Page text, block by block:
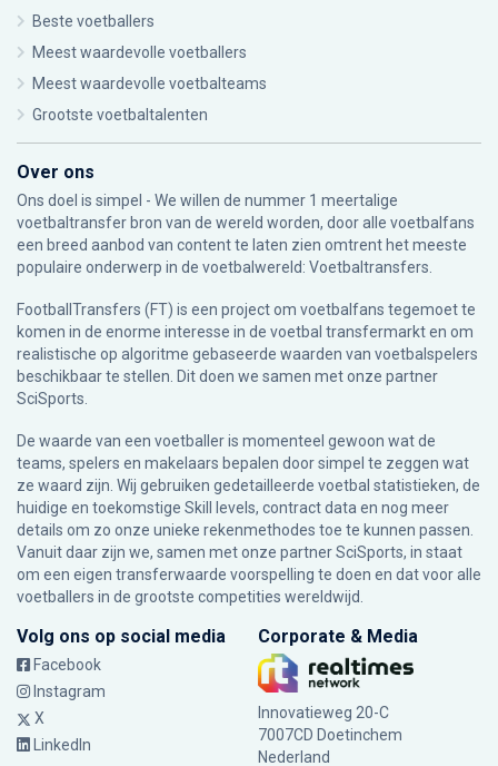
Beste voetballers
Meest waardevolle voetballers
Meest waardevolle voetbalteams
Grootste voetbaltalenten
Over ons
Ons doel is simpel - We willen de nummer 1 meertalige
voetbaltransfer bron van de wereld worden, door alle voetbalfans
een breed aanbod van content te laten zien omtrent het meeste
populaire onderwerp in de voetbalwereld: Voetbaltransfers.
FootballTransfers (FT) is een project om voetbalfans tegemoet te
komen in de enorme interesse in de voetbal transfermarkt en om
realistische op algoritme gebaseerde waarden van voetbalspelers
beschikbaar te stellen. Dit doen we samen met onze partner
SciSports
De waarde van een voetballer is momenteel gewoon wat de
teams, spelers en makelaars bepalen door simpel te zeggen wat
ze waard zijn. Wij gebruiken gedetailleerde voetbal statistieken, de
huidige en toekomstige Skill levels, contract data en nog meer
details om zo onze unieke rekenmethodes toe te kunnen passen.
Vanuit daar zijn we, samen met onze partner SciSports, in staat
om een eigen transferwaarde voorspelling te doen en dat voor alle
voetballers in de grootste competities wereldwijd.
Volg ons op social media
Facebook
Instagram
X
LinkedIn
Corporate & Media
Innovatieweg 20-C
7007CD Doetinchem
Nederland